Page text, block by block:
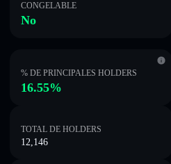
CONGELABLE
No
% DE PRINCIPALES HOLDERS
16.55%
TOTAL DE HOLDERS
12,146